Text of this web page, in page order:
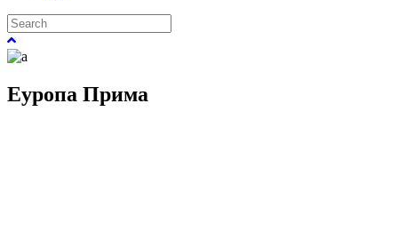
Еуропа Прима